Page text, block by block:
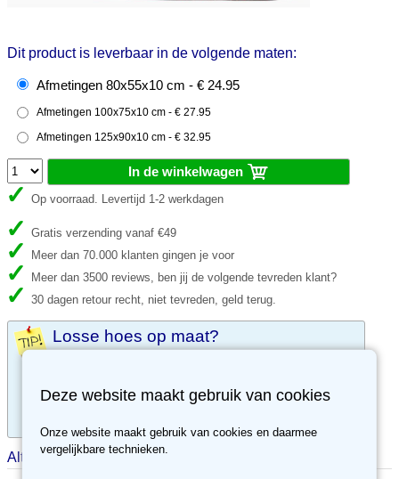
Dit product is leverbaar in de volgende maten:
Afmetingen 80x55x10 cm - € 24.95
Afmetingen 100x75x10 cm - € 27.95
Afmetingen 125x90x10 cm - € 32.95
In de winkelwagen
Op voorraad. Levertijd 1-2 werkdagen
Gratis verzending vanaf €49
Meer dan 70.000 klanten gingen je voor
Meer dan 3500 reviews, ben jij de volgende tevreden klant?
30 dagen retour recht, niet tevreden, geld terug.
Losse hoes op maat?
Alternatieve producten
Deze website maakt gebruik van cookies
Onze website maakt gebruik van cookies en daarmee
vergelijkbare technieken.